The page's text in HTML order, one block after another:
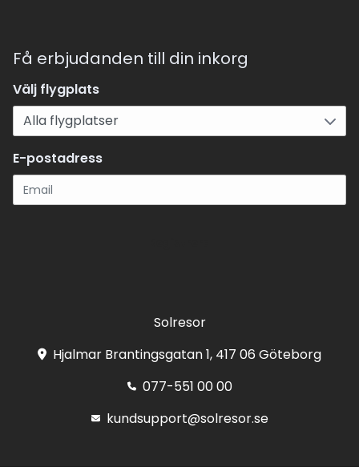
Få erbjudanden till din inkorg
Välj flygplats
E-postadress
Solresor
Hjalmar Brantingsgatan 1, 417 06 Göteborg
077-551 00 00
kundsupport@solresor.se